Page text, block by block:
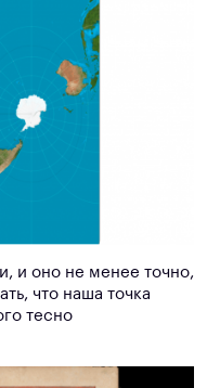
и оно не менее точно,
что наша точка
тесно